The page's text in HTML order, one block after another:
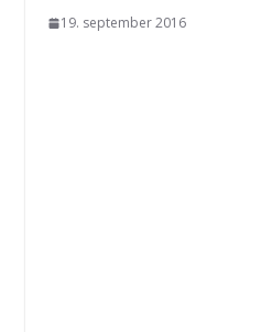
19. september 2016